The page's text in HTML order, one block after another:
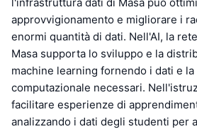
approvvigionamento e migliorare i
enormi quantità di dati. Nell'AI, la
Masa supporta lo sviluppo e la
machine learning fornendo i dati e
computazionale necessari.
facilitare esperienze di
analizzando i dati degli studenti per